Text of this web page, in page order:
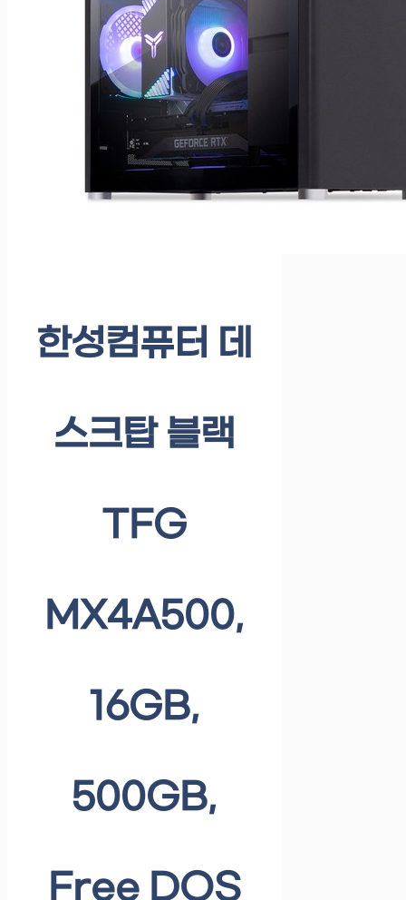
한성컴퓨터 데
스크탑 블랙
TFG
MX4A500,
16GB,
500GB,
Free DOS